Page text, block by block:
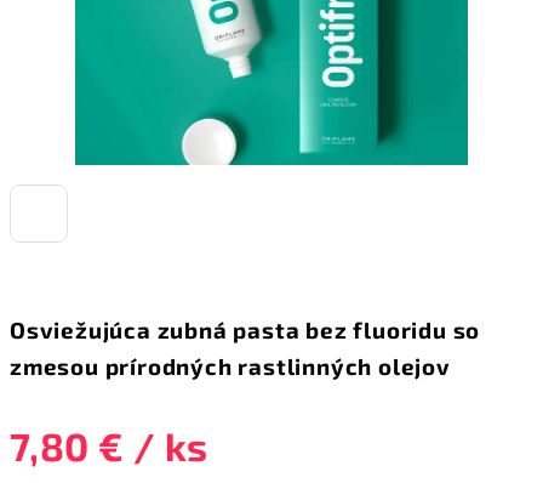
Osviežujúca zubná pasta bez fluoridu so
zmesou prírodných rastlinných olejov
7,80 € / ks